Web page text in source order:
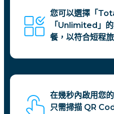
您可以選擇「
「Unlimited」
餐，以符合短程
在幾秒內啟用您
只需掃描 QR